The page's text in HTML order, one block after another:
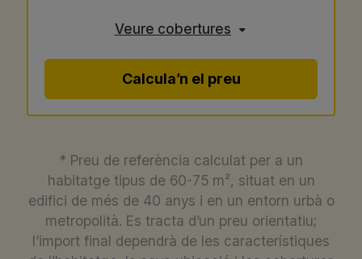
Veure cobertures
Calcula’n el preu
* Preu de referència calculat per a un
habitatge tipus de 60-75 m², situat en un
edifici de més de 40 anys i en un entorn urbà o
metropolità. Es tracta d’un preu orientatiu;
l’import final dependrà de les característiques